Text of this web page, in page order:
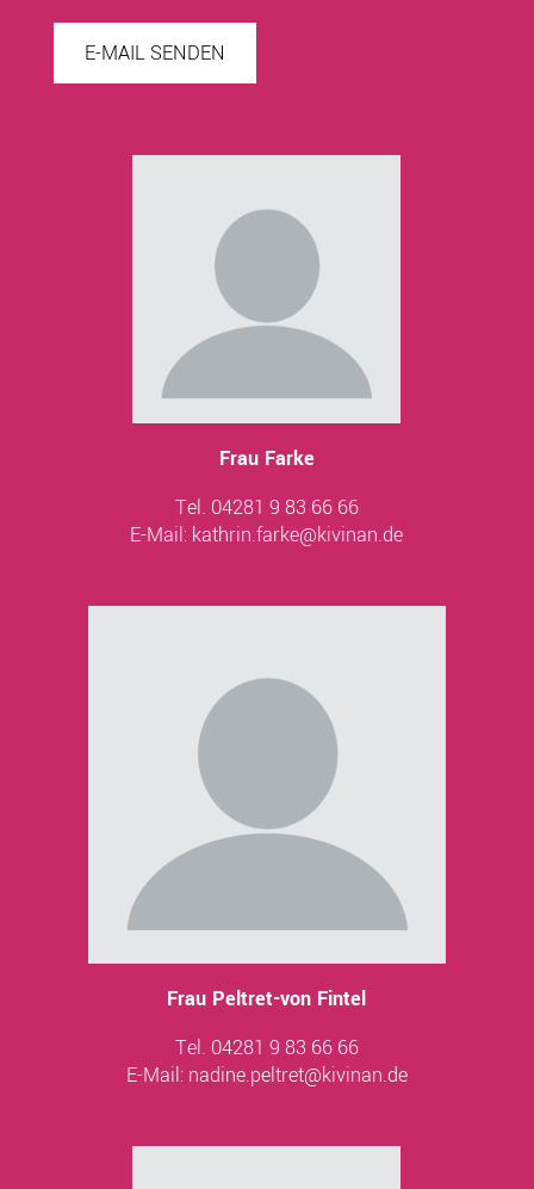
E-MAIL SENDEN
Frau Farke
Tel. 04281 9 83 66 66
E-Mail: kathrin.farke@kivinan.de
Frau Peltret-von Fintel
Tel. 04281 9 83 66 66
E-Mail: nadine.peltret@kivinan.de